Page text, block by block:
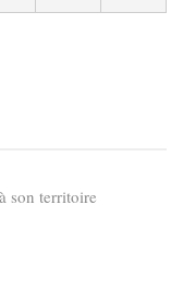
son territoire